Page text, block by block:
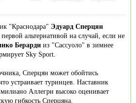
"Краснодара" Эдуард Сперцян
альтернативой на случай, если не
Берарди из "Сассуоло" в зимнее
Sky Sport.
Сперцян может обойтись
устраивает туринцев. Наставник
Аллегри высоко оценивает
гибкость Сперцяна.